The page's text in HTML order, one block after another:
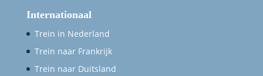
Internationaal
Trein in Nederland
Trein naar Frankrijk
Trein naar Duitsland